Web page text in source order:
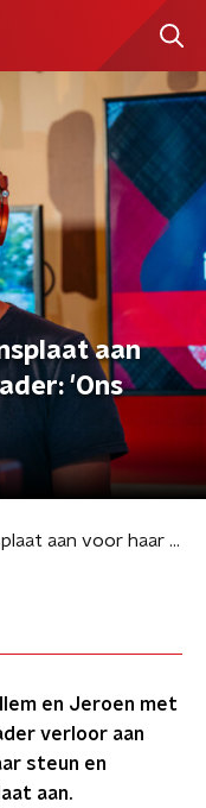
aan
'Ons
Hennie vraagt een wensplaat aan voor haar overleden vader: 'Ons liedje'
en Jeroen met
verloor aan
steun en
aan.